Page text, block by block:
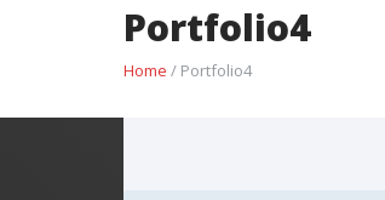
Portfolio4
Home / Portfolio4